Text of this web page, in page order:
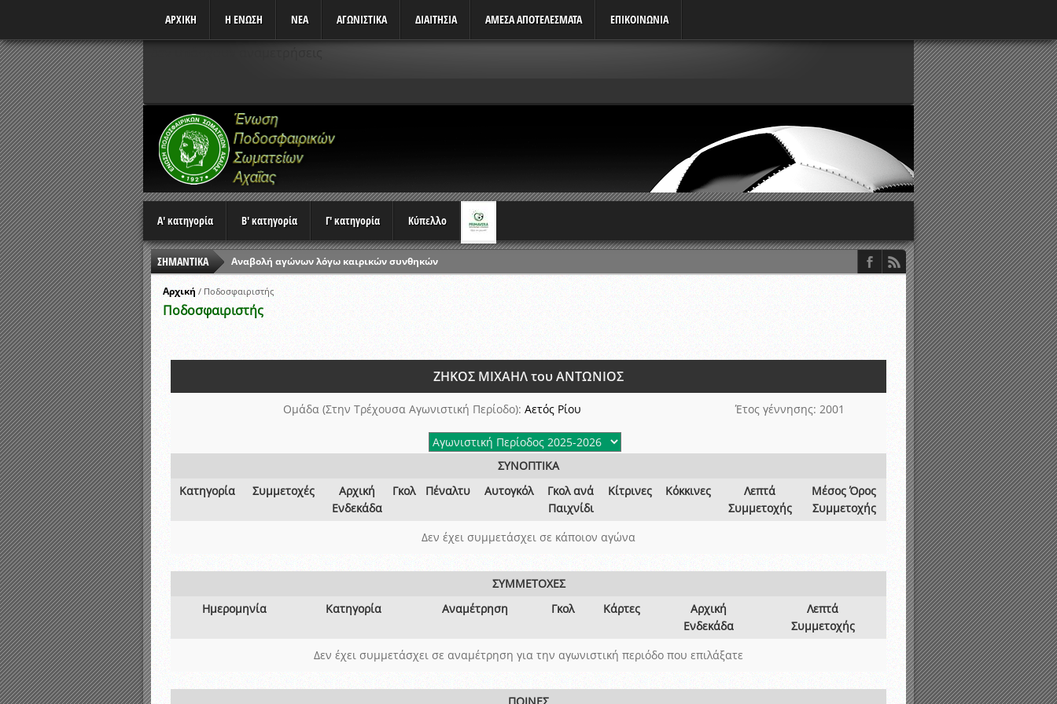
ΑΡΧΙΚΗ Η ΕΝΩΣΗ ΝΕΑ ΑΓΩΝΙΣΤΙΚΆ ΔΙΑΙΤΗΣΙΑ ΑΜΕΣΑ ΑΠΟΤΕΛΕΣΜΑΤΑ ΕΠΙΚΟΙΝΩΝΙΑ
Α' κατηγορία Β' κατηγορία Γ' κατηγορία Κύπελλο
ΣΗΜΑΝΤΙΚΑ
Αναβολή αγώνων λόγω καιρικών συνθηκών
Ώρες έναρξης αγώνων Πρωταθλημάτων
Αποτελέσματα επαναληπτικών γραπτών εξετάσεων και αγωνιστικών δοκιμασιών διαιτητών και παρατηρητών ΕΠΣΑ
Κληρώσεις Πρωταθλημάτων και Κυπέλλου 2015-2016
Αρχική / Ποδοσφαιριστής
Ποδοσφαιριστής
ΖΗΚΟΣ ΜΙΧΑΗΛ του ΑΝΤΩΝΙΟΣ
Ομάδα (Στην Τρέχουσα Αγωνιστική Περίοδο): Αετός Ρίου Έτος γέννησης: 2001
ΣΥΝΟΠΤΙΚΑ
Κατηγορία
Συμμετοχές
Αρχική
Ενδεκάδα
Γκολ Πέναλτυ Αυτογκόλ
Γκολ ανά
Παιχνίδι
Κίτρινες Κόκκινες
Λεπτά
Συμμετοχής
Μέσος Όρος
Συμμετοχής
Δεν έχει συμμετάσχει σε κάποιον αγώνα
ΣΥΜΜΕΤΟΧΕΣ
Ημερομηνία
Κατηγορία Αναμέτρηση Γκολ Κάρτες
Αρχική
Ενδεκάδα
Λεπτά
Συμμετοχής
Δεν έχει συμμετάσχει σε αναμέτρηση για την αγωνιστική περιόδο που επιλάξατε